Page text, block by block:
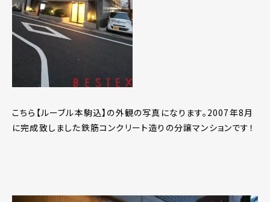
こちら【ルーブル本駒込】の外観の写真になります。2007年8月
に完成致しました鉄筋コンクリート造りの分譲マンションです！